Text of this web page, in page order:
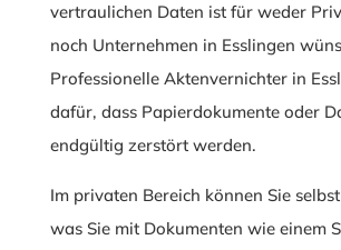
vertraulichen Daten ist für weder
noch Unternehmen in Esslingen
Professionelle Aktenvernichter in
dafür, dass Papierdokumente oder
endgültig zerstört werden.
Im privaten Bereich können Sie
was Sie mit Dokumenten wie einem